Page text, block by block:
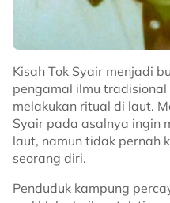
Kisah Tok Syair menjadi
pengamal ilmu
melakukan ritual di laut.
Syair pada asalnya ingin
laut, namun tidak pernah
seorang diri.
Penduduk kampung